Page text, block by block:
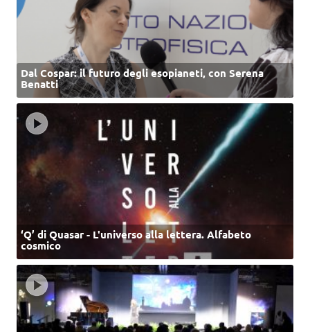
Dal Cospar: il futuro degli esopianeti, con Serena
Benatti
‘Q’ di Quasar - L'universo alla lettera. Alfabeto
cosmico